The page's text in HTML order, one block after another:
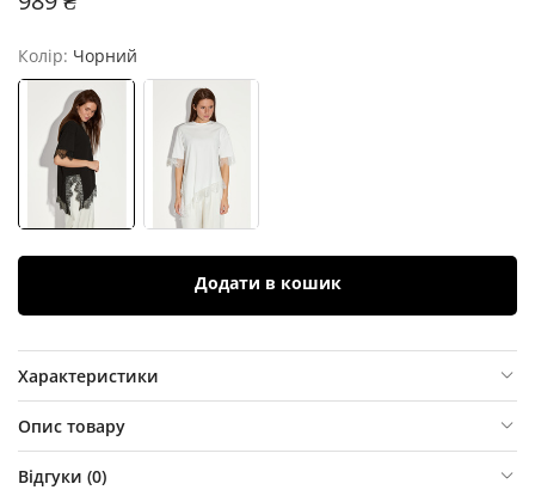
Колір: Чорний
Додати в кошик
Характеристики
Опис товару
Відгуки (0)